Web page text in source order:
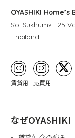
OYASHIKI
Soi Sukhumvit 25
Thailand
賃貸用 売買用
なぜOYASHIKI